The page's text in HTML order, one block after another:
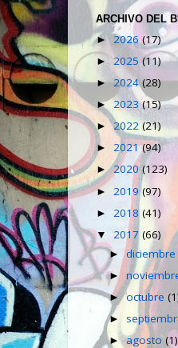
ARCHIVO DEL
► 2026(17)
► 2025(11)
► 2024(28)
► 2023(15)
►2022(21)
► 2021(94)
►2020(123)
► 2019(97)
► 2018 (41)
▼ 2017 (66)
►
►
►octubre
►
►agosto(1)